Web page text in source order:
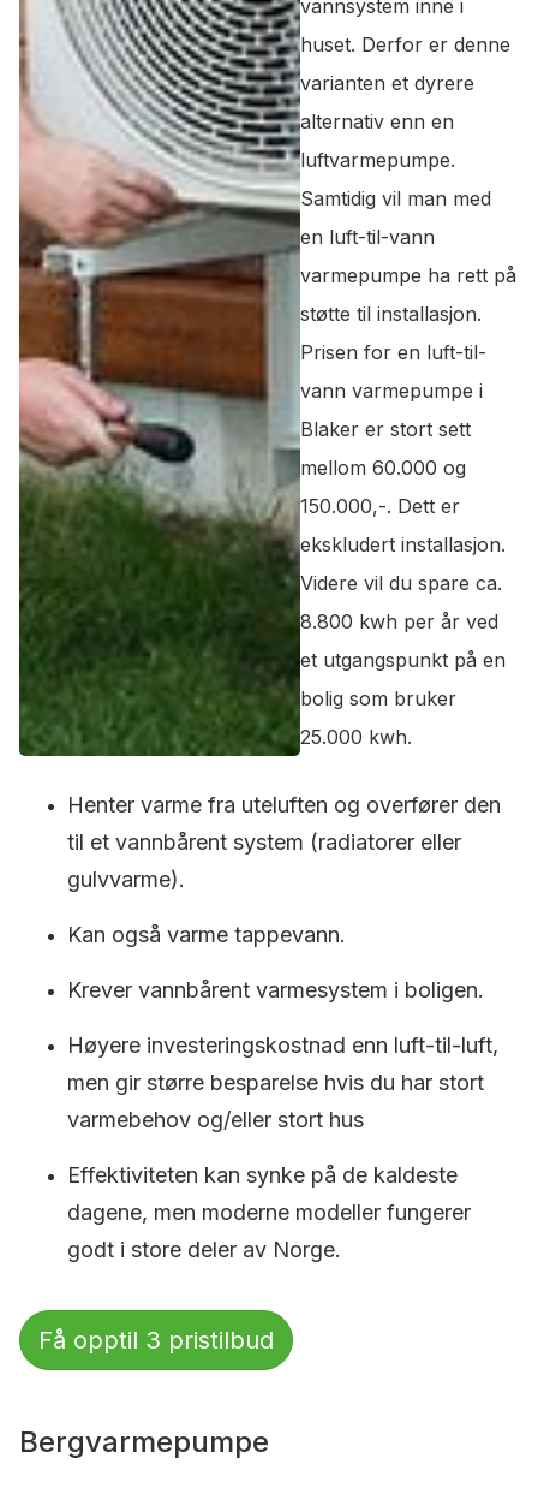
vannsystem inne i
huset. Derfor er denne
varianten et dyrere
alternativ enn en
luftvarmepumpe.
Samtidig vil man med
en luft-til-vann
varmepumpe ha rett på
støtte til installasjon.
Prisen for en luft-til-
vann varmepumpe i
Blaker er stort sett
mellom 60.000 og
150.000,-. Dett er
ekskludert installasjon.
Videre vil du spare ca.
8.800 kwh per år ved
et utgangspunkt på en
bolig som bruker
25.000 kwh.
Henter varme fra uteluften og overfører den
til et vannbårent system (radiatorer eller
gulvvarme).
Kan også varme tappevann.
Krever vannbårent varmesystem i boligen.
Høyere investeringskostnad enn luft-til-luft,
men gir større besparelse hvis du har stort
varmebehov og/eller stort hus
Effektiviteten kan synke på de kaldeste
dagene, men moderne modeller fungerer
godt i store deler av Norge.
Få opptil 3 pristilbud
Bergvarmepumpe